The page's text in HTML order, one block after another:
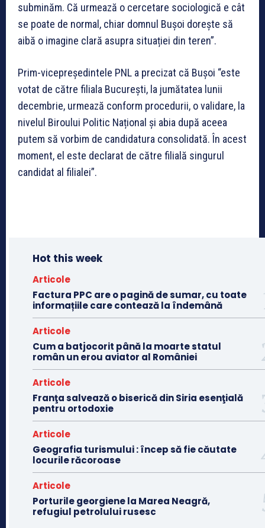
subminăm. Că urmează o cercetare sociologică e cât
se poate de normal, chiar domnul Bușoi dorește să
aibă o imagine clară asupra situației din teren”.
Prim-vicepreședintele PNL a precizat că Bușoi “este
votat de către filiala București, la jumătatea lunii
decembrie, urmează conform procedurii, o validare, la
nivelul Biroului Politic Național și abia după aceea
putem să vorbim de candidatura consolidată. În acest
moment, el este declarat de către filială singurul
candidat al filialei”.
Hot this week
Articole
Factura PPC are o pagină de sumar, cu toate
informațiile care contează la îndemână
Articole
Cum a batjocorit până la moarte statul
român un erou aviator al României
Articole
Franţa salvează o biserică din Siria esenţială
pentru ortodoxie
Articole
Geografia turismului : încep să fie căutate
locurile răcoroase
Articole
Porturile georgiene la Marea Neagră,
refugiul petrolului rusesc